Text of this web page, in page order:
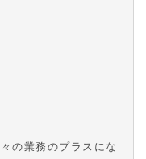
の業務のプラスにな